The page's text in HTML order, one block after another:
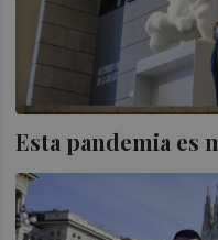
Esta pandemia es